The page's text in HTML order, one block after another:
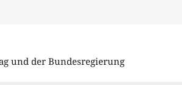
und der Bundesregierung